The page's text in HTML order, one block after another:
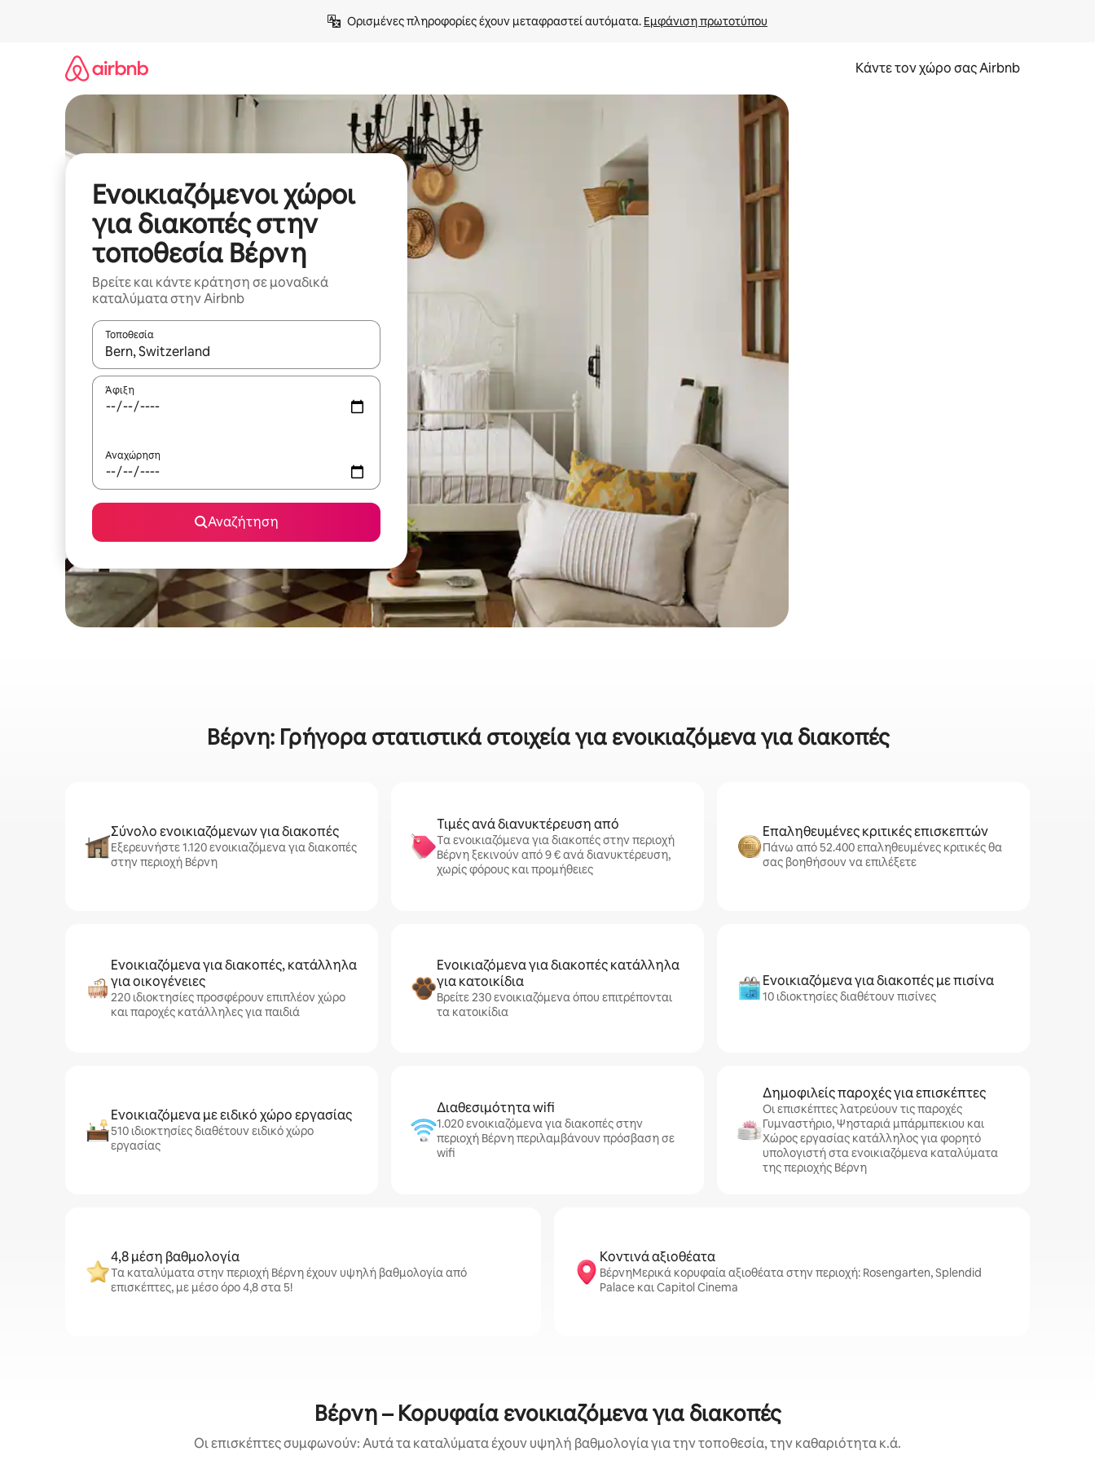
Ορισμένες πληροφορίες έχουν μεταφραστεί αυτόματα. Εμφάνιση πρωτοτύπου
Κάντε τον χώρο σας Airbnb
Ενοικιαζόμενοι χώροι
για διακοπές στην
τοποθεσία Βέρνη
Βρείτε και κάντε κράτηση σε μοναδικά
καταλύματα στην Airbnb
Τοποθεσία
Όταν τα αποτελέσματα είναι διαθέσιμα, μπορείτε να πλοηγηθείτε στη σελίδα με τα κουμπιά πάνω και κάτω βέλους, να την εξερευνήσετε με την αφή ή να τη σύρετε με τα δάχτυλα.
Άφιξη
Αναχώρηση
Αναζήτηση
Βέρνη: Γρήγορα στατιστικά στοιχεία για ενοικιαζόμενα για διακοπές
Σύνολο ενοικιαζόμενων για διακοπές
Εξερευνήστε 1.120 ενοικιαζόμενα για διακοπές
στην περιοχή Βέρνη
Τιμές ανά διανυκτέρευση από
Τα ενοικιαζόμενα για διακοπές στην περιοχή
Βέρνη ξεκινούν από 9 € ανά διανυκτέρευση,
χωρίς φόρους και προμήθειες
Επαληθευμένες κριτικές επισκεπτών
Πάνω από 52.400 επαληθευμένες κριτικές θα
σας βοηθήσουν να επιλέξετε
Ενοικιαζόμενα για διακοπές, κατάλληλα
για οικογένειες
220 ιδιοκτησίες προσφέρουν επιπλέον χώρο
και παροχές κατάλληλες για παιδιά
Ενοικιαζόμενα για διακοπές κατάλληλα
για κατοικίδια
Βρείτε 230 ενοικιαζόμενα όπου επιτρέπονται
τα κατοικίδια
Ενοικιαζόμενα για διακοπές με πισίνα
10 ιδιοκτησίες διαθέτουν πισίνες
Ενοικιαζόμενα με ειδικό χώρο εργασίας
510 ιδιοκτησίες διαθέτουν ειδικό χώρο
εργασίας
Διαθεσιμότητα wifi
1.020 ενοικιαζόμενα για διακοπές στην
περιοχή Βέρνη περιλαμβάνουν πρόσβαση σε
wifi
Δημοφιλείς παροχές για επισκέπτες
Οι επισκέπτες λατρεύουν τις παροχές
Γυμναστήριο, Ψησταριά μπάρμπεκιου και
Χώρος εργασίας κατάλληλος για φορητό
υπολογιστή στα ενοικιαζόμενα καταλύματα
της περιοχής Βέρνη
4,8 μέση βαθμολογία
Τα καταλύματα στην περιοχή Βέρνη έχουν υψηλή βαθμολογία από
επισκέπτες, με μέσο όρο 4,8 στα 5!
Κοντινά αξιοθέατα
ΒέρνηΜερικά κορυφαία αξιοθέατα στην περιοχή: Rosengarten, Splendid
Palace και Capitol Cinema
Βέρνη – Κορυφαία ενοικιαζόμενα για διακοπές
Οι επισκέπτες συμφωνούν: Αυτά τα καταλύματα έχουν υψηλή βαθμολογία για την τοποθεσία, την καθαριότητα κ.ά.